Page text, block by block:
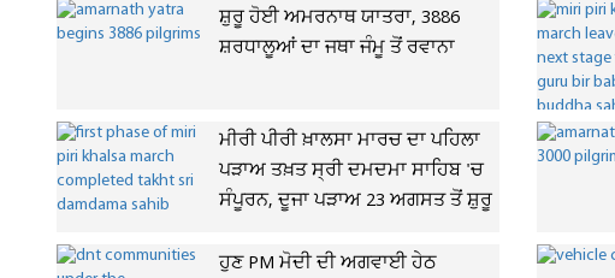
ਸ਼ੁਰੂ ਹੋਈ ਅਮਰਨਾਥ ਯਾਤਰਾ, 3886
ਸ਼ਰਧਾਲੂਆਂ ਦਾ ਜਥਾ ਜੰਮੂ ਤੋਂ ਰਵਾਨਾ
ਮੀਰੀ ਪੀਰੀ ਖ਼ਾਲਸਾ ਮਾਰਚ ਦਾ ਪਹਿਲਾ
ਪੜਾਅ ਤਖ਼ਤ ਸ੍ਰੀ ਦਮਦਮਾ ਸਾਹਿਬ 'ਚ
ਸੰਪੂਰਨ, ਦੂਜਾ ਪੜਾਅ 23 ਅਗਸਤ ਤੋਂ ਸ਼ੁਰੂ
ਹੁਣ PM ਮੋਦੀ ਦੀ ਅਗਵਾਈ ਹੇਠ